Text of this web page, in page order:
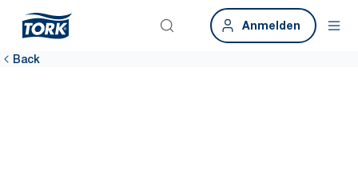
Anmelden
Back